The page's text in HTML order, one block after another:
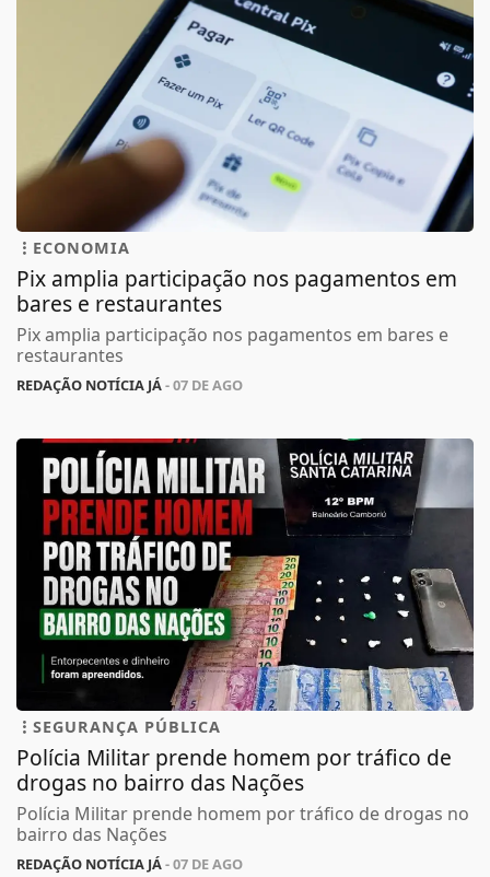
ECONOMIA
Pix amplia participação nos pagamentos em
bares e restaurantes
Pix amplia participação nos pagamentos em bares e
restaurantes
REDAÇÃO NOTÍCIA JÁ- 07 DE AGO
SEGURANÇA PÚBLICA
Polícia Militar prende homem por tráfico de
drogas no bairro das Nações
Polícia Militar prende homem por tráfico de drogas no
bairro das Nações
REDAÇÃO NOTÍCIA JÁ- 07 DE AGO